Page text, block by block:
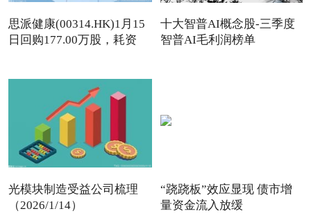
思派健康(00314.HK)1月15
日回购177.00万股，耗资
十大智普AI概念股-三季度
智普AI毛利润榜单
光模块制造受益公司梳理
（2026/1/14）
“跷跷板”效应显现 债市增
量资金流入放缓